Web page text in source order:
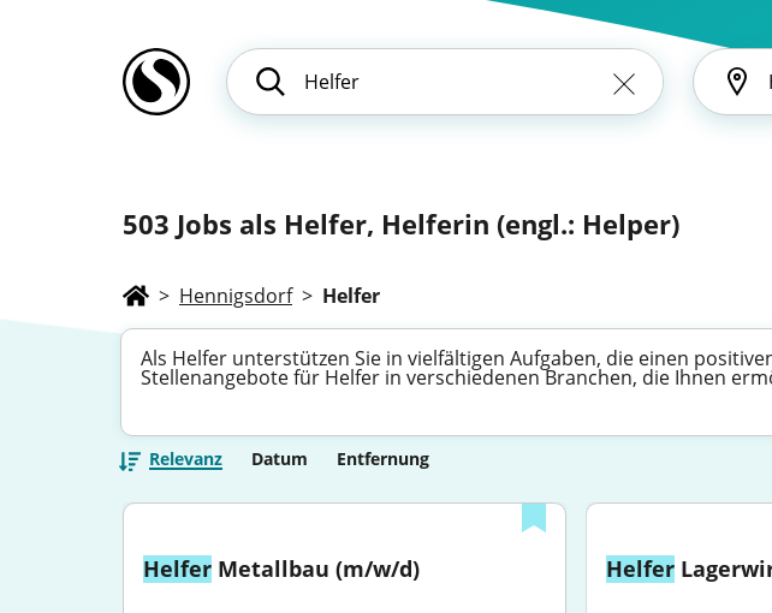
503 Jobs als Helfer, Helferin (engl.: Helper)
> Hennigsdorf > Helfer
Als Helfer unterstützen Sie in vielfältigen Aufgaben, die einen
Stellenangebote für Helfer in verschiedenen Branchen, die Ihnen
Relevanz Datum Entfernung
Helfer Metallbau (m/w/d) Helfer